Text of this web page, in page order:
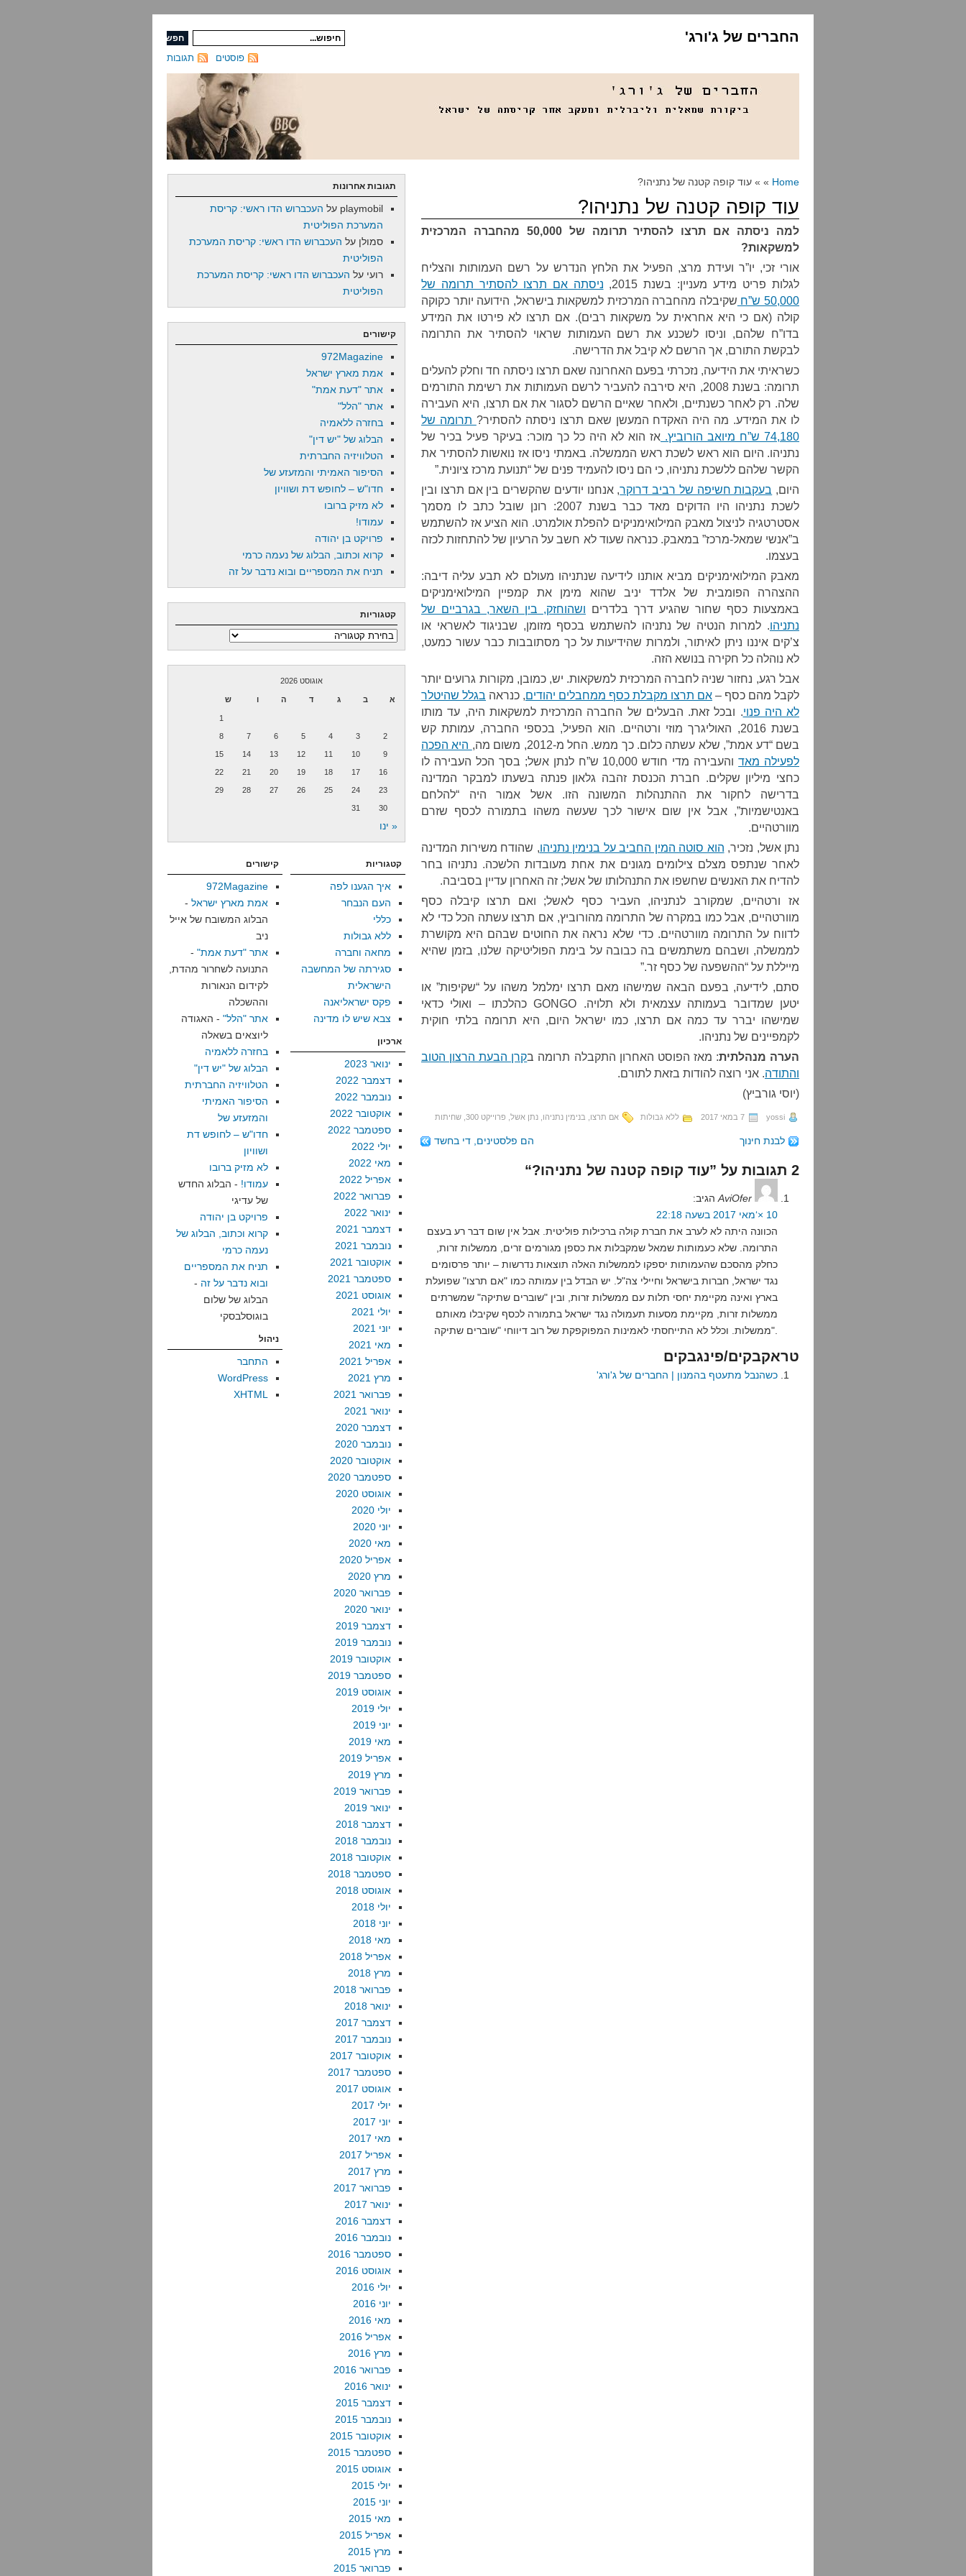
החברים של ג'ורג'
תגובות פוסטים
Home » » עוד קופה קטנה של נתניהו?
עוד קופה קטנה של נתניהו?
למה ניסתה אם תרצו להסתיר תרומה של 50,000 מהחברה המרכזית
למשקאות?
אורי זכי, יו”ר ועידת מרצ, הפעיל את הלחץ הנדרש על רשם העמותות והצליח
לגלות פריט מידע מעניין: בשנת 2015,
ניסתה אם תרצו להסתיר תרומה של
50,000 ש”ח
שקיבלה מהחברה המרכזית למשקאות בישראל, הידועה יותר כקוקה
קולה (אם כי היא אחראית על משקאות רבים). אם תרצו לא פירטו את המידע
בדו”ח שלהם, וניסו לשכנע את רשם העמותות שראוי להסתיר את התרומה
לבקשת התורם, אך הרשם לא קיבל את הדרישה.
כשראיתי את הידיעה, נזכרתי בפעם האחרונה שאם תרצו ניסתה חד וחלק להעלים
תרומה: בשנת 2008, היא סירבה להעביר לרשם העמותות את רשימת התורמים
שלה. רק לאחר כשנתיים, ולאחר שאיים הרשם לסגור את אם תרצו, היא העבירה
לו את המידע. מה היה האקדח המעשן שאם תרצו ניסתה להסתיר? תרומה של
74,180 ש”ח מיואב הורוביץ.
אז הוא לא היה כל כך מוכר: בעיקר פעיל בכיר של
נתניהו. היום הוא ראש לשכת ראש הממשלה. באמתי ניסו אז נואשות להסתיר את
הקשר שלהם ללשכת נתניהו, כי הם ניסו להעמיד פנים של “תנועת מרכז ציונית.”
היום, בעקבות חשיפה של רביב דרוקר, אנחנו יודעים שהקשרים בין אם תרצו ובין
לשכת נתניהו היו הדוקים מאד כבר בשנת 2007: רונן שובל כתב לו מסמך
אסטרטגיה לניצול מאבק המילואימניקים להפלת אולמרט. הוא הציע אז להשתמש
ב”אנשי שמאל-מרכז” במאבק. כנראה שעוד לא חשב על הרעיון של להתחזות לכזה
בעצמו.
מאבק המילואימניקים מביא אותנו לידיעה שנתניהו מעולם לא תבע עליה דיבה:
ההצהרה הפומבית של אלדד יניב שהוא מימן את קמפיין המילואימניקים
באמצעות כסף שחור שהגיע דרך בלדרים ושהוחזק, בין השאר, בגרביים של
נתניהו. למרות הנטיה של נתניהו להשתמש בכסף מזומן, שבניגוד לאשראי או
צ’קים איננו ניתן לאיתור, ולמרות שהידיעות על כך מסתובבות כבר עשור כמעט,
לא נוהלה כל חקירה בנושא הזה.
אבל רגע, נחזור שניה לחברה המרכזית למשקאות. יש, כמובן, מקורות גרועים יותר
לקבל מהם כסף – אם תרצו מקבלת כסף ממחבלים יהודים, כנראה בגלל שהיטלר
לא היה פנוי. ובכל זאת. הבעלים של החברה המרכזית למשקאות היה, עד מותו
בשנת 2016, האוליגרך מוזי ורטהיים. הוא הפעיל, בכספי החברה, עמותת קש
בשם “דע אמת”, שלא עשתה כלום. כך ממש. החל מ-2012, משום מה,
היא הפכה
לפעילה מאד
והעבירה מדי חודש 10,000 ש”ח לנתן אשל; בסך הכל העבירה לו
כחצי מיליון שקלים. חברת הכנסת זהבה גלאון פנתה בשעתו למבקר המדינה
בדרישה לחקור את ההתנהלות המשונה הזו. אשל אמור היה “להלחם
באנטישמיות”, אבל אין שום אישור לכך שעשה משהו בתמורה לכסף שזרם
מוורטהיים.
נתן אשל, נזכיר, הוא סוטה המין החביב על בנימין נתניהו, שהודח משירות המדינה
לאחר שנתפס מצלם צילומים מגונים את אחת מעובדות הלשכה. נתניהו בחר
להדיח את האנשים שחשפו את התנהלותו של אשל; זה האחרון עדיין בסביבה.
אז ורטהיים, שמקורב לנתניהו, העביר כסף לאשל; ואם תרצו קיבלה כסף
מוורטהיים, אבל כמו במקרה של התרומה מהורוביץ, אם תרצו עשתה הכל כדי לא
לדווח על התרומה מוורטהיים. כדי שלא נראה את החוטים שבהם היא מקושרת
לממשלה, ושבהם משתמשים בה כבובה על בימת הפוליטיקה שלנו, בזמן שהיא
מייללת על “ההשפעה של כסף זר.”
סתם, לידיעה, בפעם הבאה שמישהו מאם תרצו ימלמל משהו על “שקיפות” או
יטען שמדובר בעמותה עצמאית ולא תלויה. GONGO כהלכתו – ואולי כדאי
שמישהו יברר עד כמה אם תרצו, כמו ישראל היום, היא תרומה בלתי חוקית
לקמפיינים של נתניהו.
הערה מנהלתית: מאז הפוסט האחרון התקבלה תרומה בקרן הבעת הרצון הטוב
והתודה. אני רוצה להודות בזאת לתורם.
(יוסי גורביץ)
yossi 7 במאי 2017 ללא גבולות אם תרצו בנימין נתניהו נתן אשל פרוייקט 300 שחיתות
לבנת חינוך הם פלסטינים, די בחשד
2 תגובות על ”עוד קופה קטנה של נתניהו?“
AviOfer הגיב:
10 ×‘מאי 2017 בשעה 22:18
הכוונה היתה לא לערב את חברת קולה ברכילות פוליטית. אבל אין שום דבר רע בעצם
התרומה. שלא כעמותות שמאל שמקבלות את כספן מגורמים זרים, ממשלות זרות,
כחלק מהסכם שהעמותות יספקו לממשלות האלה תוצאות נדרשות – יותר פרסומים
נגד ישראל, חברות בישראל וחיילי צה"ל. יש הבדל בין עמותה כמו "אם תרצו" שפועלת
בארץ ואינה מקיימת יחסי תלות עם ממשלות זרות, ובין "שוברים שתיקה" שמשרתים
ממשלות זרות, מקיימת מסעות תעמולה נגד ישראל בתמורה לכסף שקיבלו מאותם
ממשלות. וכלל לא התייחסתי לאמינות המפוקפקת של רוב דיווחי "שוברים שתיקה".
טראקבקים/פינגבקים
כשהנבל מתעטף בהמנון | החברים של ג'ורג'
תגובות אחרונות
playmobil על העכברוש הדו ראשי: קריסת
המערכת הפוליטית
סמולן על העכברוש הדו ראשי: קריסת המערכת
הפוליטית
רועי על העכברוש הדו ראשי: קריסת המערכת
הפוליטית
קישורים
972Magazine
אמת מארץ ישראל
אתר "דעת אמת"
אתר "הלל"
בחזרה ללאמיה
הבלוג של "יש דין"
הטלוויזיה החברתית
הסיפור האמיתי והמזעזע של
חדו"ש – לחופש דת ושוויון
לא מזיק ברובו
עמודו!
פרויקט בן יהודה
קרוא וכתוב, הבלוג של נעמה כרמי
תניח את המספריים ובוא נדבר על זה
קטגוריות
קטגוריות
אוגוסט 2026
א ב ג ד ה ו ש
1
2
3
4
5
6
7
8
9
10
11
12
13
14
15
16
17
18
19
20
21
22
23
24
25
26
27
28
29
30
31
« ינו
קטגוריות
איך הגענו לפה
העם הנבחר
כללי
ללא גבולות
מחאה וחברה
סגירתה של המחשבה
הישראלית
פקס ישראליאנה
צבא שיש לו מדינה
ארכיון
ינואר 2023
דצמבר 2022
נובמבר 2022
אוקטובר 2022
ספטמבר 2022
יולי 2022
מאי 2022
אפריל 2022
פברואר 2022
ינואר 2022
דצמבר 2021
נובמבר 2021
אוקטובר 2021
ספטמבר 2021
אוגוסט 2021
יולי 2021
יוני 2021
מאי 2021
אפריל 2021
מרץ 2021
פברואר 2021
ינואר 2021
דצמבר 2020
נובמבר 2020
אוקטובר 2020
ספטמבר 2020
אוגוסט 2020
יולי 2020
יוני 2020
מאי 2020
אפריל 2020
מרץ 2020
פברואר 2020
ינואר 2020
דצמבר 2019
נובמבר 2019
אוקטובר 2019
ספטמבר 2019
אוגוסט 2019
יולי 2019
יוני 2019
מאי 2019
אפריל 2019
מרץ 2019
פברואר 2019
ינואר 2019
דצמבר 2018
נובמבר 2018
אוקטובר 2018
ספטמבר 2018
אוגוסט 2018
יולי 2018
יוני 2018
מאי 2018
אפריל 2018
מרץ 2018
פברואר 2018
ינואר 2018
דצמבר 2017
נובמבר 2017
אוקטובר 2017
ספטמבר 2017
אוגוסט 2017
יולי 2017
יוני 2017
מאי 2017
אפריל 2017
מרץ 2017
פברואר 2017
ינואר 2017
דצמבר 2016
נובמבר 2016
ספטמבר 2016
אוגוסט 2016
יולי 2016
יוני 2016
מאי 2016
אפריל 2016
מרץ 2016
פברואר 2016
ינואר 2016
דצמבר 2015
נובמבר 2015
אוקטובר 2015
ספטמבר 2015
אוגוסט 2015
יולי 2015
יוני 2015
מאי 2015
אפריל 2015
מרץ 2015
פברואר 2015
קישורים
972Magazine
אמת מארץ ישראל -
הבלוג המשובח של אייל
ניב
אתר "דעת אמת" -
התנועה לשחרור מהדת,
לקידום הנאורות
וההשכלה
אתר "הלל" - האגודה
ליוצאים בשאלה
בחזרה ללאמיה
הבלוג של "יש דין"
הטלוויזיה החברתית
הסיפור האמיתי
והמזעזע של
חדו"ש – לחופש דת
ושוויון
לא מזיק ברובו
עמודו! - הבלוג החדש
של עדיגי
פרויקט בן יהודה
קרוא וכתוב, הבלוג של
נעמה כרמי
תניח את המספריים
ובוא נדבר על זה -
הבלוג של שלום
בוגוסלבסקי
ניהול
התחבר
WordPress
XHTML